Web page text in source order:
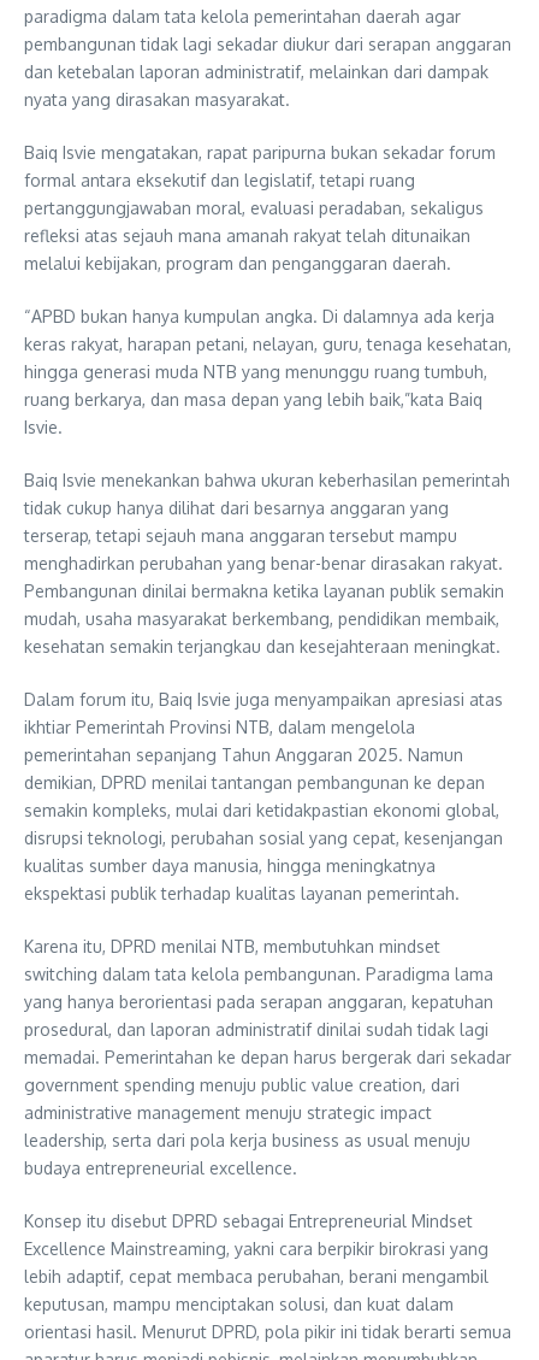
paradigma dalam tata kelola pemerintahan daerah agar
pembangunan tidak lagi sekadar diukur dari serapan anggaran
dan ketebalan laporan administratif, melainkan dari dampak
nyata yang dirasakan masyarakat.
Baiq Isvie mengatakan, rapat paripurna bukan sekadar forum
formal antara eksekutif dan legislatif, tetapi ruang
pertanggungjawaban moral, evaluasi peradaban, sekaligus
refleksi atas sejauh mana amanah rakyat telah ditunaikan
melalui kebijakan, program dan penganggaran daerah.
“APBD bukan hanya kumpulan angka. Di dalamnya ada kerja
keras rakyat, harapan petani, nelayan, guru, tenaga kesehatan,
hingga generasi muda NTB yang menunggu ruang tumbuh,
ruang berkarya, dan masa depan yang lebih baik,”kata Baiq
Isvie.
Baiq Isvie menekankan bahwa ukuran keberhasilan pemerintah
tidak cukup hanya dilihat dari besarnya anggaran yang
terserap, tetapi sejauh mana anggaran tersebut mampu
menghadirkan perubahan yang benar-benar dirasakan rakyat.
Pembangunan dinilai bermakna ketika layanan publik semakin
mudah, usaha masyarakat berkembang, pendidikan membaik,
kesehatan semakin terjangkau dan kesejahteraan meningkat.
Dalam forum itu, Baiq Isvie juga menyampaikan apresiasi atas
ikhtiar Pemerintah Provinsi NTB, dalam mengelola
pemerintahan sepanjang Tahun Anggaran 2025. Namun
demikian, DPRD menilai tantangan pembangunan ke depan
semakin kompleks, mulai dari ketidakpastian ekonomi global,
disrupsi teknologi, perubahan sosial yang cepat, kesenjangan
kualitas sumber daya manusia, hingga meningkatnya
ekspektasi publik terhadap kualitas layanan pemerintah.
Karena itu, DPRD menilai NTB, membutuhkan mindset
switching dalam tata kelola pembangunan. Paradigma lama
yang hanya berorientasi pada serapan anggaran, kepatuhan
prosedural, dan laporan administratif dinilai sudah tidak lagi
memadai. Pemerintahan ke depan harus bergerak dari sekadar
government spending menuju public value creation, dari
administrative management menuju strategic impact
leadership, serta dari pola kerja business as usual menuju
budaya entrepreneurial excellence.
Konsep itu disebut DPRD sebagai Entrepreneurial Mindset
Excellence Mainstreaming, yakni cara berpikir birokrasi yang
lebih adaptif, cepat membaca perubahan, berani mengambil
keputusan, mampu menciptakan solusi, dan kuat dalam
orientasi hasil. Menurut DPRD, pola pikir ini tidak berarti semua